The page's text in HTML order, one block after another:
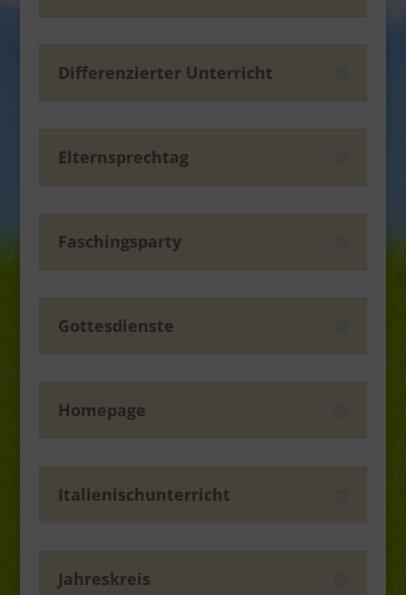
Differenzierter Unterricht
Elternsprechtag
Faschingsparty
Gottesdienste
Homepage
Italienischunterricht
Jahreskreis